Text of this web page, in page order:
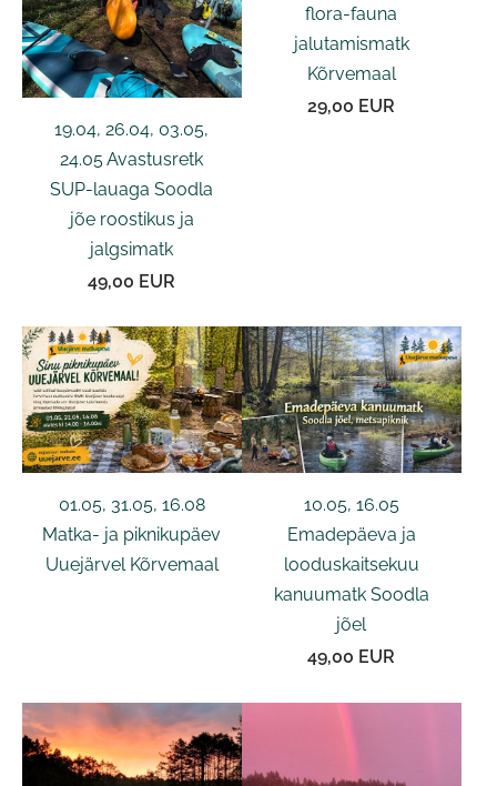
19.04, 26.04, 03.05,
24.05 Avastusretk
SUP-lauaga Soodla
jõe roostikus ja
jalgsimatk
49,00 EUR
flora-fauna
jalutamismatk
Kõrvemaal
29,00 EUR
01.05, 31.05, 16.08
Matka- ja piknikupäev
Uuejärvel Kõrvemaal
10.05, 16.05
Emadepäeva ja
looduskaitsekuu
kanuumatk Soodla
jõel
49,00 EUR